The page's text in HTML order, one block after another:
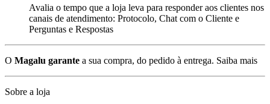
Avalia o tempo que a loja leva para responder aos clientes nos
canais de atendimento: Protocolo, Chat com o Cliente e
Perguntas e Respostas
O Magalu garante a sua compra, do pedido à entrega. Saiba mais
Sobre a loja